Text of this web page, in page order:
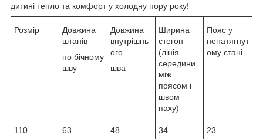
дитині тепло та комфорт у холодну пору року!
Розмір
Довжина
штанів
по бічному
шву
Довжина
внутрішнь
ого
шва
Ширина
стегон
(лінія
середини
між
поясом і
швом
паху)
Пояс у
ненатягнут
ому стані
110 63 48 34 23